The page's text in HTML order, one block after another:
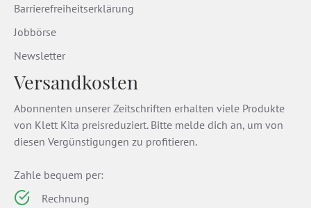
Barrierefreiheitserklärung
Jobbörse
Newsletter
Versandkosten
Abonnenten unserer Zeitschriften erhalten viele Produkte
von Klett Kita preisreduziert. Bitte melde dich an, um von
diesen Vergünstigungen zu profitieren.
Zahle bequem per:
Rechnung